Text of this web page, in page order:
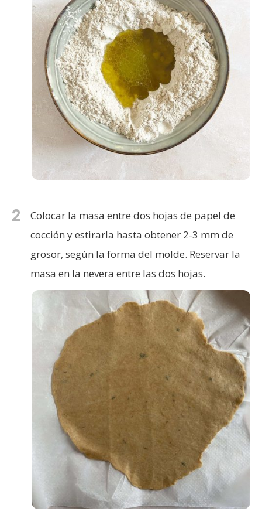
2
Colocar la masa entre dos hojas de papel de
cocción y estirarla hasta obtener 2-3 mm de
grosor, según la forma del molde. Reservar la
masa en la nevera entre las dos hojas.